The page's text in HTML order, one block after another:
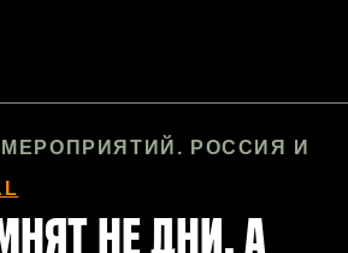
РОССИЯ И
НЕ ДНИ, А